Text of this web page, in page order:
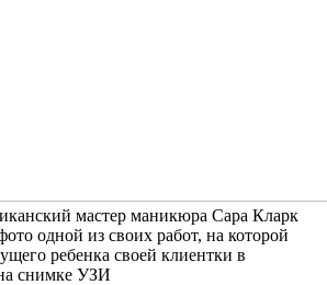
мастер маникюра Сара Кларк
одной из своих работ, на которой
ребенка своей клиентки в
снимке УЗИ